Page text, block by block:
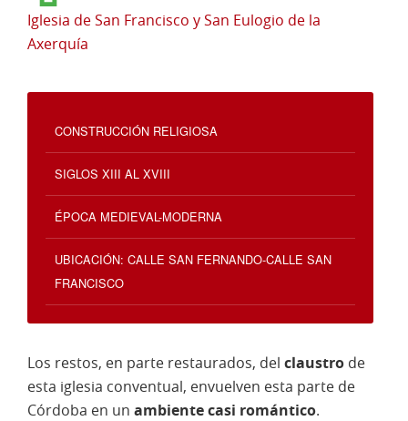
Iglesia de San Francisco y San Eulogio de la
Axerquía
CONSTRUCCIÓN RELIGIOSA
SIGLOS XIII AL XVIII
ÉPOCA MEDIEVAL-MODERNA
UBICACIÓN: CALLE SAN FERNANDO-CALLE SAN
FRANCISCO
Los restos, en parte restaurados, del claustro de
esta iglesia conventual, envuelven esta parte de
Córdoba en un ambiente casi romántico.